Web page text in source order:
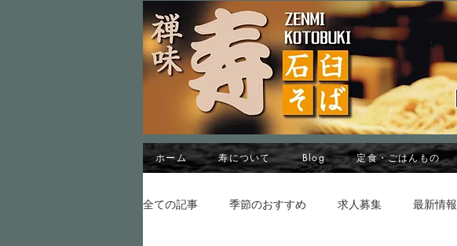
ホーム 寿について Blog 定食・ごはんもの
全ての記事 季節のおすすめ 求人募集 最新情報